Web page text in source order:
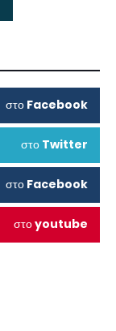
στο Facebook
στο Twitter
στο Facebook
στοyoutube